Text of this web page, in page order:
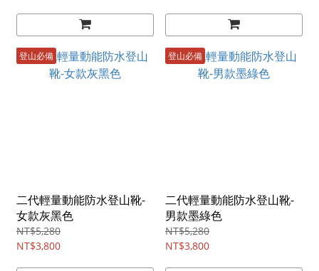
登山必備
二代輕量動能防水登山靴-
女款灰黑色
NT$5,280
NT$3,800
登山必備
二代輕量動能防水登山靴-
男款墨綠色
NT$5,280
NT$3,800